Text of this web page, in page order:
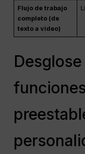
Flujo de trabajo
completo (de
texto a vídeo)